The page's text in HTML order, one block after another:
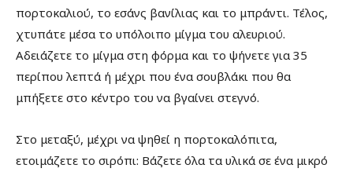
πορτοκαλιού, το εσάνς βανίλιας και το μπράντι. Τέλος,
χτυπάτε μέσα το υπόλοιπο μίγμα του αλευριού.
Αδειάζετε το μίγμα στη φόρμα και το ψήνετε για 35
περίπου λεπτά ή μέχρι που ένα σουβλάκι που θα
μπήξετε στο κέντρο του να βγαίνει στεγνό.
Στο μεταξύ, μέχρι να ψηθεί η πορτοκαλόπιτα,
ετοιμάζετε το σιρόπι: Βάζετε όλα τα υλικά σε ένα μικρό